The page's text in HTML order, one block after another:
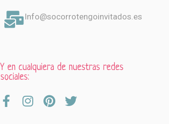
Info@socorrotengoinvitados.es
Y en cualquiera de nuestras redes
sociales: